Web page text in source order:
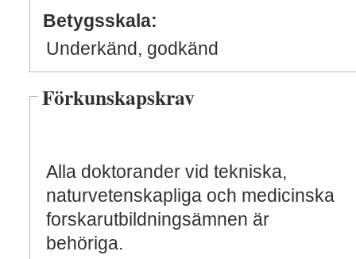
Betygsskala:
Underkänd, godkänd
Förkunskapskrav
Alla doktorander vid tekniska,
naturvetenskapliga och medicinska
forskarutbildningsämnen är
behöriga.